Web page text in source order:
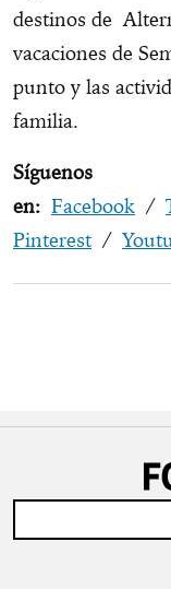
destinos de
vacaciones de
punto y las
familia.
Síguenos
en: Facebook /
Pinterest /